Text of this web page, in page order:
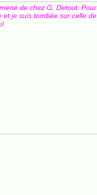
de chez G. Detout. Pour
je suis tombée sur celle de